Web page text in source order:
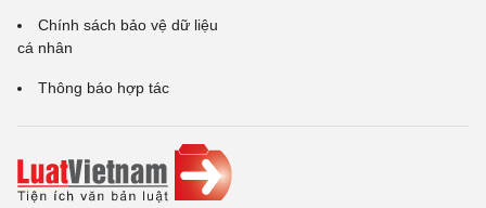
Chính sách bảo vệ dữ liệu
cá nhân
Thông báo hợp tác